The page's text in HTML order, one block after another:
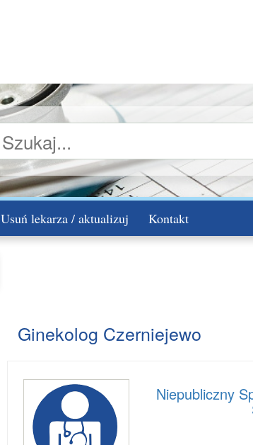
Usuń lekarza / aktualizuj Kontakt
Ginekolog Czerniejewo
Niepubliczny